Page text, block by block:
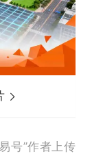
号”作者上传